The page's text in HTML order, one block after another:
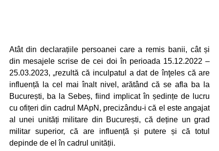
Atât din declarațiile persoanei care a remis banii, cât și
din mesajele scrise de cei doi în perioada 15.12.2022 –
25.03.2023, „rezultă că inculpatul a dat de înţeles că are
influență la cel mai înalt nivel, arătând că se afla ba la
București, ba la Sebeș, fiind implicat în ședințe de lucru
cu ofițeri din cadrul MApN, precizându-i că el este angajat
al unei unități militare din București, că deține un grad
militar superior, că are influență și putere și că totul
depinde de el în cadrul unității.